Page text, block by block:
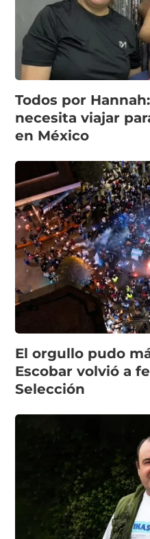
Todos por
necesita viajar
en México
El orgullo pudo
Escobar volvió a
Selección